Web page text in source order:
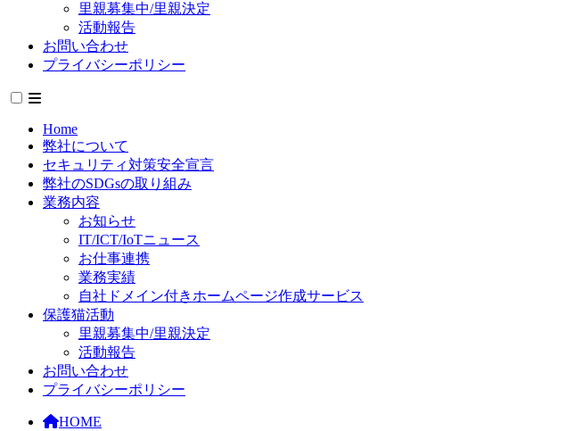
里親募集中/里親決定
活動報告
お問い合わせ
プライバシーポリシー
Home
弊社について
セキュリティ対策安全宣言
弊社のSDGsの取り組み
業務内容
お知らせ
IT/ICT/IoTニュース
お仕事連携
業務実績
自社ドメイン付きホームページ作成サービス
保護猫活動
里親募集中/里親決定
活動報告
お問い合わせ
プライバシーポリシー
HOME